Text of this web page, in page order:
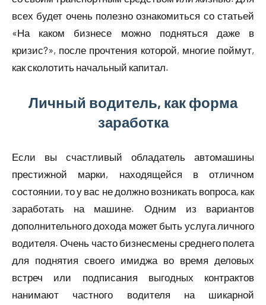
всех будет очень полезно ознакомиться со статьей
«На каком бизнесе можно подняться даже в
кризис?», после прочтения которой, многие поймут,
как сколотить начальный капитал.
Личный водитель, как форма
заработка
Если вы счастливый обладатель автомашины
престижной марки, находящейся в отличном
состоянии, то у вас не должно возникать вопроса, как
заработать на машине. Одним из вариантов
дополнительного дохода может быть услуга личного
водителя. Очень часто бизнесмены среднего полета
для поднятия своего имиджа во время деловых
встреч или подписания выгодных контрактов
нанимают частного водителя на шикарной